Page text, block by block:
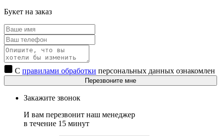
Букет на заказ
С правилами обработки персональных данных ознакомлен
Перезвоните мне
Закажите звонок
И вам перезвонит наш менеджер
в течение 15 минут